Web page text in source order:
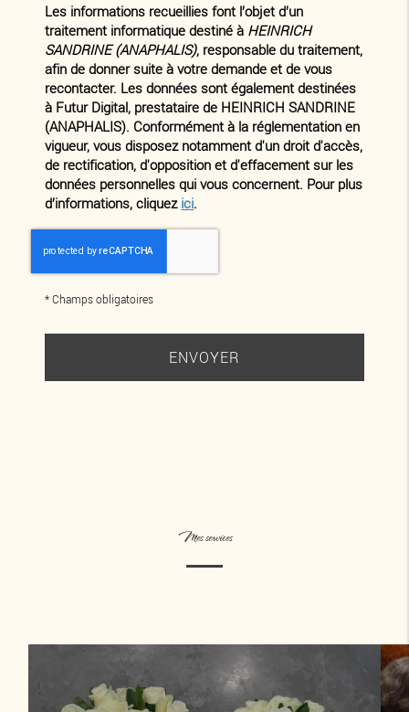
Les informations recueillies font l’objet d’un
traitement informatique destiné à HEINRICH
SANDRINE (ANAPHALIS), responsable du traitement,
afin de donner suite à votre demande et de vous
recontacter. Les données sont également destinées
à Futur Digital, prestataire de HEINRICH SANDRINE
(ANAPHALIS). Conformément à la réglementation en
vigueur, vous disposez notamment d'un droit d'accès,
de rectification, d'opposition et d'effacement sur les
données personnelles qui vous concernent. Pour plus
d’informations, cliquez ici.
*Champs obligatoires
Mes services